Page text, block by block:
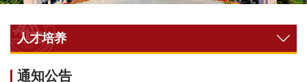
人才培养
通知公告